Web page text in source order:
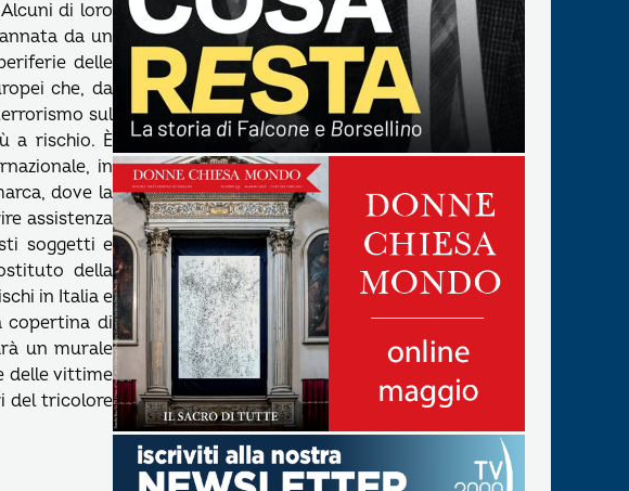
di loro
da un
delle
che, da
sul
a rischio. È
in
dove la
assistenza
soggetti e
della
in Italia e
copertina di
un murale
delle vittime
del tricolore